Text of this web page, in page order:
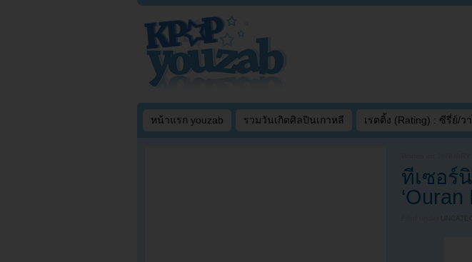
หน้าแรก youzab รวมวันเกิดศิลปินเกาหลี เรตติ้ง (Rating) : ซีรี่ย์/ว
ทีเซอร์